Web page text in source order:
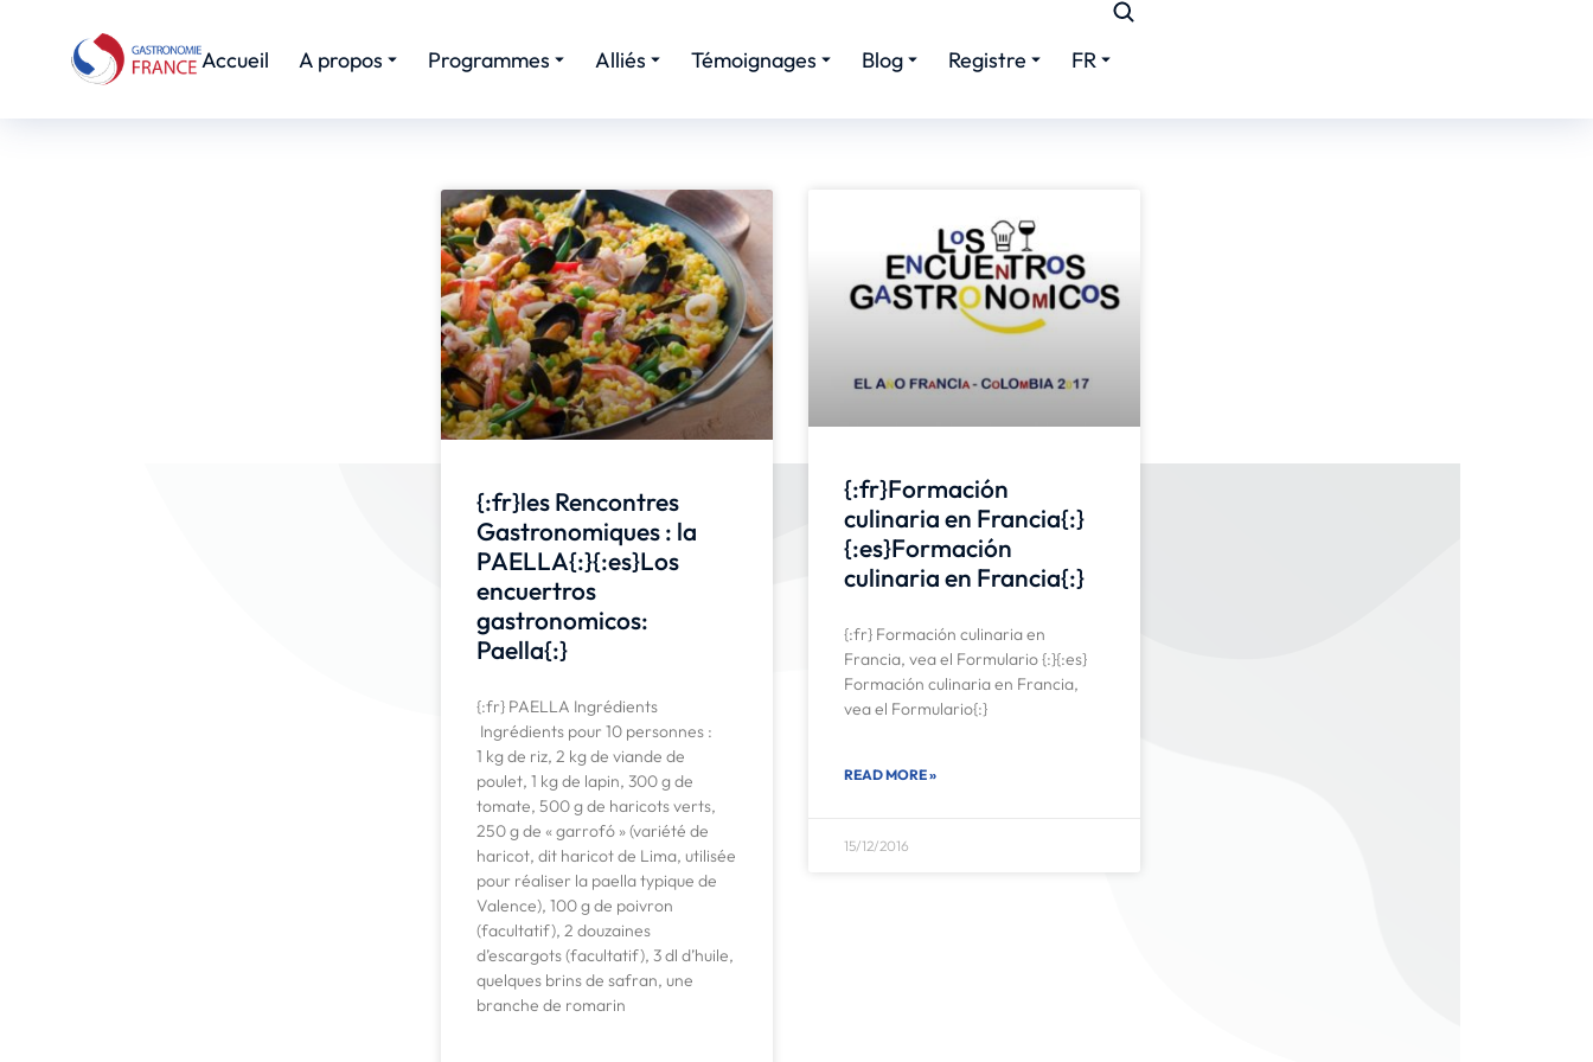
Accueil A propos Programmes Alliés Témoignages Blog Registre FR
{:fr}les Rencontres
Gastronomiques : la
PAELLA{:}{:es}Los
encuertros
gastronomicos:
Paella{:}
{:fr} PAELLA Ingrédients
Ingrédients pour 10 personnes :
1 kg de riz, 2 kg de viande de
poulet, 1 kg de lapin, 300 g de
tomate, 500 g de haricots verts,
250 g de « garrofó » (variété de
haricot, dit haricot de Lima, utilisée
pour réaliser la paella typique de
Valence), 100 g de poivron
(facultatif), 2 douzaines
d’escargots (facultatif), 3 dl d’huile,
quelques brins de safran, une
branche de romarin
{:fr}Formación
culinaria en Francia{:}
{:es}Formación
culinaria en Francia{:}
{:fr} Formación culinaria en
Francia, vea el Formulario {:}{:es}
Formación culinaria en Francia,
vea el Formulario{:}
READ MORE »
15/12/2016